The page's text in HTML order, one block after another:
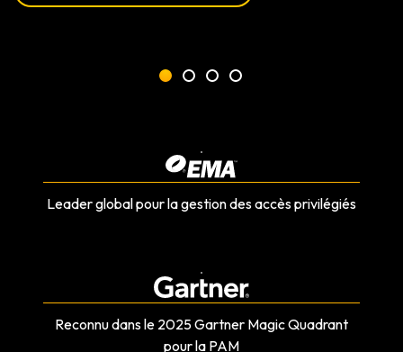
Leader global pour la gestion des accès privilégiés
Reconnu dans le 2025 Gartner Magic Quadrant
pour la PAM